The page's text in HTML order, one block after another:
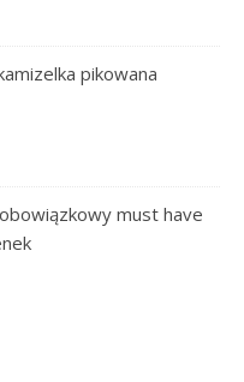
pikowana
must have